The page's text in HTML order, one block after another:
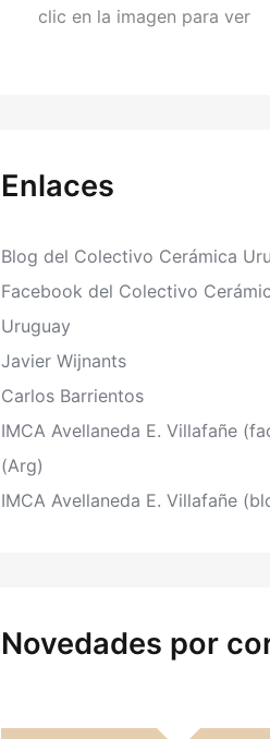
clic en la imagen para ver
Enlaces
Blog del Colectivo Cerámica
Facebook del Colectivo
Uruguay
Javier Wijnants
Carlos Barrientos
IMCA Avellaneda E. Villafañe
(Arg)
IMCA Avellaneda E. Villafañe
Novedades por